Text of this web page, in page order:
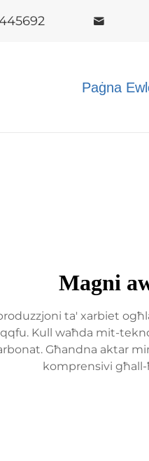
Paġna
Magni
ta' xarbiet
Kull waħda mit-
Għandna aktar
komprensivi għall-